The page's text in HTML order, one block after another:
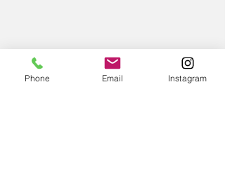
Phone Email Instagram